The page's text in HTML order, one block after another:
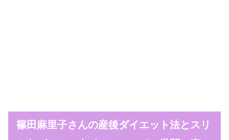
篠田麻里子さんの産後ダイエット法とスリ